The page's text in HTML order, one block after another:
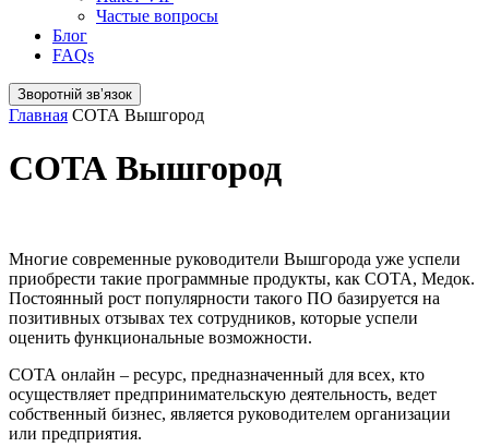
Частые вопросы
Блог
FAQs
Зворотній звʼязок
Главная СОТА Вышгород
СОТА Вышгород
Многие современные руководители Вышгорода уже успели
приобрести такие программные продукты, как СОТА, Медок.
Постоянный рост популярности такого ПО базируется на
позитивных отзывах тех сотрудников, которые успели
оценить функциональные возможности.
СОТА онлайн – ресурс, предназначенный для всех, кто
осуществляет предпринимательскую деятельность, ведет
собственный бизнес, является руководителем организации
или предприятия.